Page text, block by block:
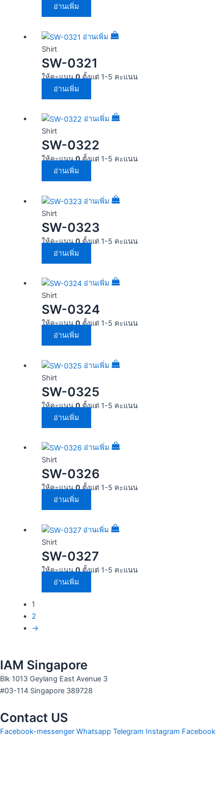
อ่านเพิ่ม
อ่านเพิ่ม
Shirt
SW-0321
ให้คะแนน0ตั้งแต่ 1-5 คะแนน
อ่านเพิ่ม
อ่านเพิ่ม
Shirt
SW-0322
ให้คะแนน0ตั้งแต่ 1-5 คะแนน
อ่านเพิ่ม
อ่านเพิ่ม
Shirt
SW-0323
ให้คะแนน0ตั้งแต่ 1-5 คะแนน
อ่านเพิ่ม
อ่านเพิ่ม
Shirt
SW-0324
ให้คะแนน0ตั้งแต่ 1-5 คะแนน
อ่านเพิ่ม
อ่านเพิ่ม
Shirt
SW-0325
ให้คะแนน0ตั้งแต่ 1-5 คะแนน
อ่านเพิ่ม
อ่านเพิ่ม
Shirt
SW-0326
ให้คะแนน0ตั้งแต่ 1-5 คะแนน
อ่านเพิ่ม
อ่านเพิ่ม
Shirt
SW-0327
ให้คะแนน0ตั้งแต่ 1-5 คะแนน
อ่านเพิ่ม
1
2
→
IAM Singapore
Blk 1013 Geylang East Avenue 3
#03-114 Singapore 389728
Contact US
Facebook-messenger Whatsapp Telegram Instagram Facebook